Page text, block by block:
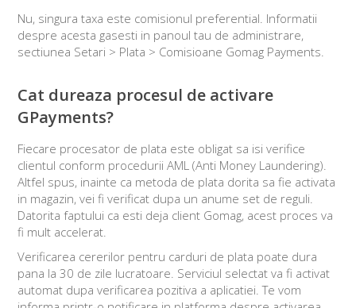
Nu, singura taxa este comisionul preferential. Informatii
despre acesta gasesti in panoul tau de administrare,
sectiunea Setari > Plata > Comisioane Gomag Payments.
Cat dureaza procesul de activare
GPayments?
Fiecare procesator de plata este obligat sa isi verifice
clientul conform procedurii AML (Anti Money Laundering).
Altfel spus, inainte ca metoda de plata dorita sa fie activata
in magazin, vei fi verificat dupa un anume set de reguli.
Datorita faptului ca esti deja client Gomag, acest proces va
fi mult accelerat.
Verificarea cererilor pentru carduri de plata poate dura
pana la 30 de zile lucratoare. Serviciul selectat va fi activat
automat dupa verificarea pozitiva a aplicatiei. Te vom